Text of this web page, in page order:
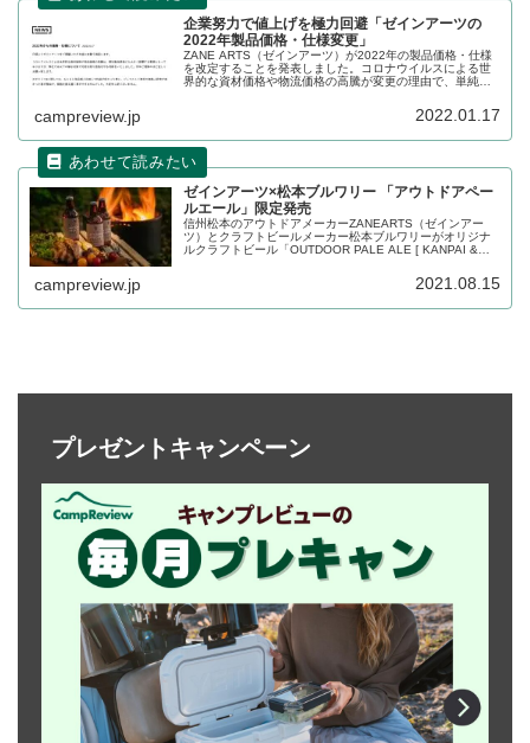
企業努力で値上げを極力回避「ゼインアーツの
2022年製品価格・仕様変更」
ZANE ARTS（ゼインアーツ）が2022年の製品価格・仕様
を改定することを発表しました。コロナウイルスによる世
界的な資材価格や物流価格の高騰が変更の理由で、単純な
campreview.jp 2022.01.17
ゼインアーツ×松本ブルワリー 「アウトドアペー
ルエール」限定発売
信州松本のアウトドアメーカーZANEARTS（ゼインアー
ツ）とクラフトビールメーカー松本ブルワリーがオリジナ
ルクラフトビール「OUTDOOR PALE ALE [ KANPAI &
campreview.jp 2021.08.15
プレゼントキャンペーン